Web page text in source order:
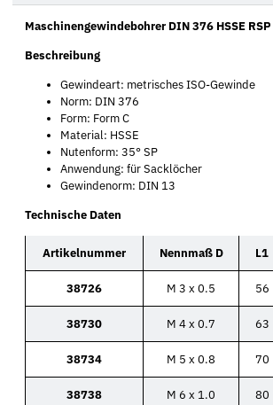
Maschinengewindebohrer DIN 376 HSSE RSP
Beschreibung
Gewindeart: metrisches ISO-Gewinde
Norm: DIN 376
Form: Form C
Material: HSSE
Nutenform: 35° SP
Anwendung: für Sacklöcher
Gewindenorm: DIN 13
Technische Daten
Artikelnummer Nennmaß D L1
38726 M 3 x 0.5 56
38730 M 4 x 0.7 63
38734 M 5 x 0.8 70
38738 M 6 x 1.0 80